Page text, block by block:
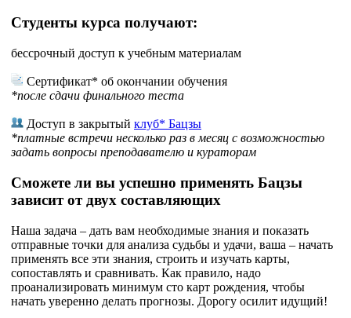
Студенты курса получают:
бессрочный доступ к учебным материалам
Сертификат* об окончании обучения
*после сдачи финального теста
Доступ в закрытый клуб* Бацзы
*платные встречи несколько раз в месяц с возможностью
задать вопросы преподавателю и кураторам
Сможете ли вы успешно применять Бацзы
зависит от двух составляющих
Наша задача – дать вам необходимые знания и показать
отправные точки для анализа судьбы и удачи, ваша – начать
применять все эти знания, строить и изучать карты,
сопоставлять и сравнивать. Как правило, надо
проанализировать минимум сто карт рождения, чтобы
начать уверенно делать прогнозы. Дорогу осилит идущий!